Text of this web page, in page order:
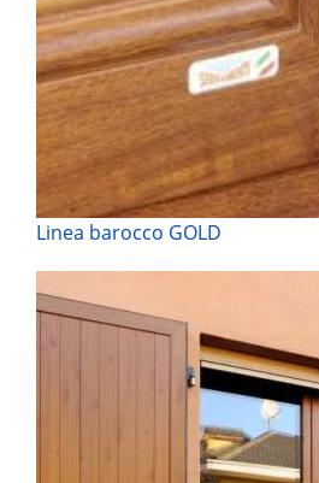
Linea barocco GOLD